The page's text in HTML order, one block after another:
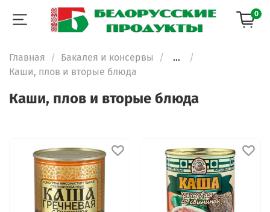
0
Главная Бакалея и консервы
...
Каши, плов и вторые блюда
Каши, плов и вторые блюда